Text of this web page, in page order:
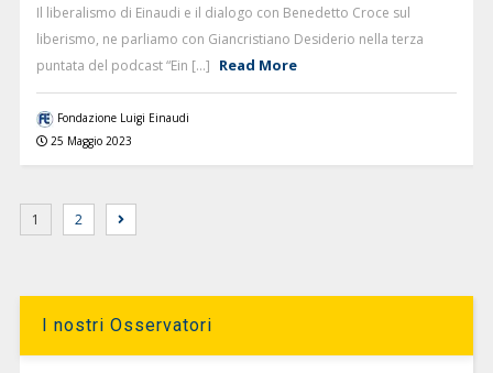
Il liberalismo di Einaudi e il dialogo con Benedetto Croce sul
liberismo, ne parliamo con Giancristiano Desiderio nella terza
puntata del podcast “Ein [...] Read More
Fondazione Luigi Einaudi
25 Maggio 2023
1 2
I nostri Osservatori